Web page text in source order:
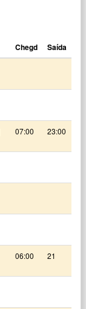
Chegd Saída
07:00 23:00
06:00 21